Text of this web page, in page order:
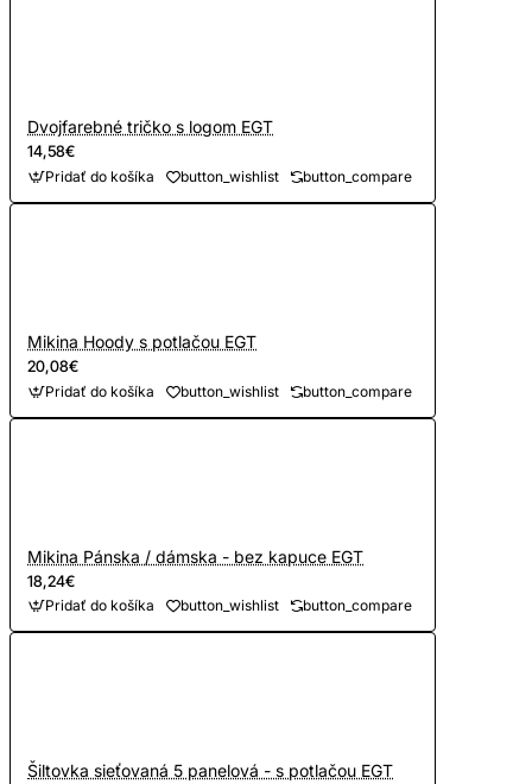
Dvojfarebné tričko s logom EGT
14,58€
Pridať do košíka button_wishlist button_compare
Mikina Hoody s potlačou EGT
20,08€
Pridať do košíka button_wishlist button_compare
Mikina Pánska / dámska - bez kapuce EGT
18,24€
Pridať do košíka button_wishlist button_compare
Šiltovka sieťovaná 5 panelová - s potlačou EGT